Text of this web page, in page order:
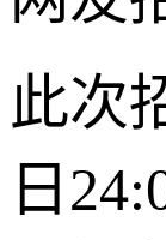
此次
日